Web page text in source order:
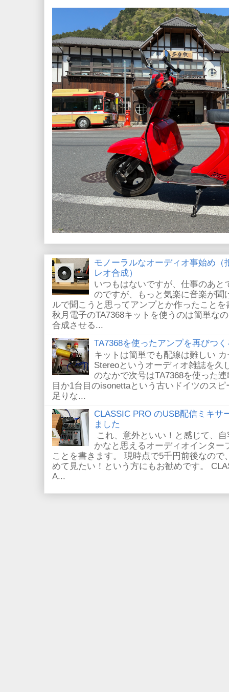
モノーラルなオーディオ事始め
レオ合成）
いつもはないですが、仕事のあ
のですが、もっと気楽に音楽が聞
ルで聞こうと思ってアンプとか作ったこと
秋月電子のTA7368キットを使うのは簡単な
合成させる...
TA7368を使ったアンプを再びつく
キットは簡単でも配線は難しい
Stereoというオーディオ雑誌を久
のなかで次号はTA7368を使った
目か1台目のisonettaという古いドイツのス
足りな...
CLASSIC PRO のUSB配信ミキサ
ました
これ、意外といい！と感じて、
かなと思えるオーディオインタ
ことを書きます。 現時点で5千円前後なの
めて見たい！という方にもお勧めです。
A...